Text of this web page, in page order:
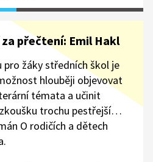
přečtení: Emil Hakl
pro žáky středních škol je
hlouběji objevovat
témata a učinit
trochu pestřejší…
O rodičích a dětech